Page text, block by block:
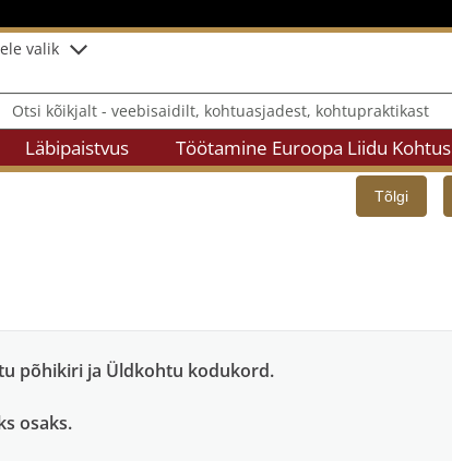
valik
kõikjalt - veebisaidilt, kohtuasjadest, kohtupraktikast
Läbipaistvus Töötamine Euroopa Liidu Kohtus
Tõlgi
põhikiri ja Üldkohtu kodukord.
osaks.